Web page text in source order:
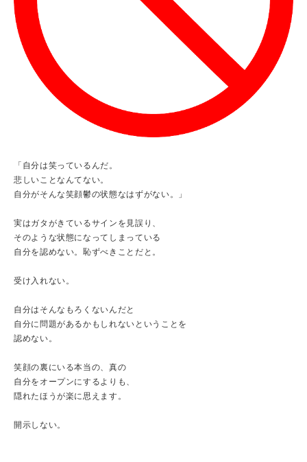
「自分は笑っているんだ。
悲しいことなんてない。
自分がそんな笑顔鬱の状態なはずがない。」
実はガタがきているサインを見誤り、
そのような状態になってしまっている
自分を認めない。恥ずべきことだと。
受け入れない。
自分はそんなもろくないんだと
自分に問題があるかもしれないということを
認めない。
笑顔の裏にいる本当の、真の
自分をオープンにするよりも、
隠れたほうが楽に思えます。
開示しない。